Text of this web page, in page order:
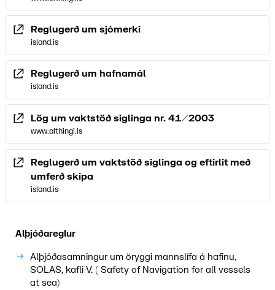
Samgöngustofa hefur umsjón með öryggisáætlun
Fyrir leiðarstjórnun og staðsetningargetu þessara
skipa, rekur Vegagerðin radarsvara.
EfAISkerfið verður fyrir útfalli þá eru enn til staðar
Radarsvarar og radarpseglar eru álitnir sem varakerfi
eða auðga
staðsetningu.
Reglugerð um sjómerki
island.is
Reglugerð um hafnamál
island.is
Lög um vaktstöð siglinga nr. 41/2003
www.althingi.is
Reglugerð um vaktstöð siglinga og eftirlit með
umferð skipa
island.is
Alþjóðareglur
Alþjóðasamningur um öryggi mannslífa á hafinu,
SOLAS, kafli V. ( Safety of Navigation for all vessels
at sea)